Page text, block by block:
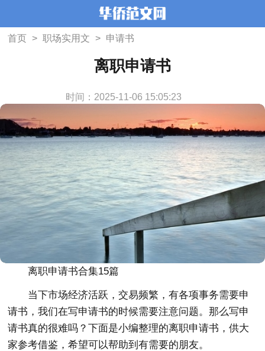
首页 > 职场实用文 > 申请书
离职申请书
时间：2025-11-06 15:05:23
离职申请书合集15篇
当下市场经济活跃，交易频繁，有各项事务需要申
请书，我们在写申请书的时候需要注意问题。那么写申
请书真的很难吗？下面是小编整理的离职申请书，供大
家参考借鉴，希望可以帮助到有需要的朋友。